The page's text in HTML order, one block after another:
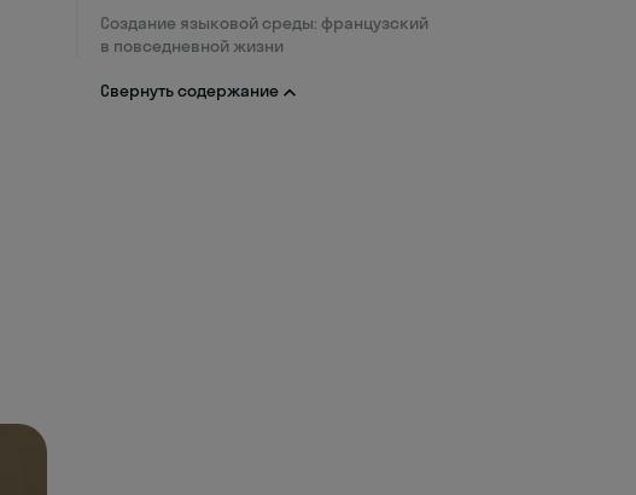
Создание языковой среды: французский
в повседневной жизни
Свернуть содержание